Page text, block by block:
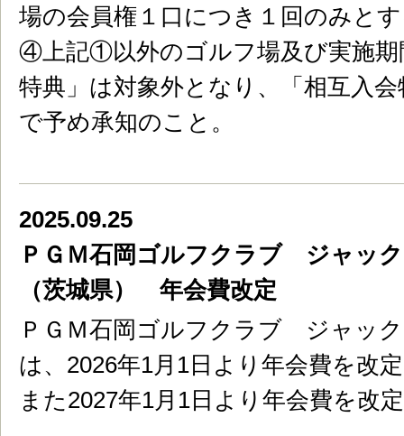
場の会員権１口につき１回のみと
④上記①以外のゴルフ場及び実施期
特典」は対象外となり、「相互入
で予め承知のこと。
2025.09.25
ＰＧＭ石岡ゴルフクラブ ジャッ
（茨城県） 年会費改定
ＰＧＭ石岡ゴルフクラブ ジャッ
は、2026年1月1日より年会費を改
また2027年1月1日より年会費を改